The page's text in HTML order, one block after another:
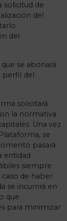
solicitud de
del
del
se abonará
perfil del
solicitará
la normativa
Una vez
se
pasará
entidad
siempre
de haber
se incurrirá en
que
para minimizar